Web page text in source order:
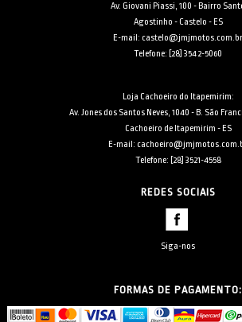
Av. Giovani Piassi, 100 - Bairro
Agostinho - Castelo - ES
E-mail: castelo@jmjmotos.com.br
Telefone: [28] 3542-5060
Loja Cachoeiro do Itapemirim:
Av. Jones dos Santos Neves, 1040 - B. São
Cachoeiro de Itapemirim - ES
E-mail:
Telefone: [28] 3521-4558
REDES SOCIAIS
Siga-nos
FORMAS DE PAGAMENTO: